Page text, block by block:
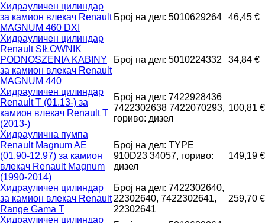
Хидрауличен цилиндар
за камион влекач Renault
MAGNUM 460 DXI
Број на дел: 5010629264 46,45 €
Хидрауличен цилиндар
Renault SIŁOWNIK
PODNOSZENIA KABINY
за камион влекач Renault
MAGNUM 440
Број на дел: 5010224332 34,84 €
Хидрауличен цилиндар
Renault T (01.13-) за
камион влекач Renault T
(2013-)
Број на дел: 7422928436
7422302638 7422070293,
гориво: дизел
100,81 €
Хидраулична пумпа
Renault Magnum AE
(01.90-12.97) за камион
влекач Renault Magnum
(1990-2014)
Број на дел: TYPE
910D23 34057, гориво:
дизел
149,19 €
Хидрауличен цилиндар
за камион влекач Renault
Range Gama T
Број на дел: 7422302640,
22302640, 7422302641,
22302641
259,70 €
Хидрауличен цилиндар